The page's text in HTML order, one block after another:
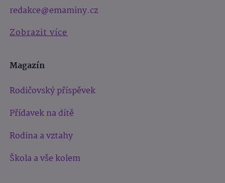
redakce@emaminy.cz
Zobrazit více
Magazín
Rodičovský příspěvek
Přídavek na dítě
Rodina a vztahy
Škola a vše kolem